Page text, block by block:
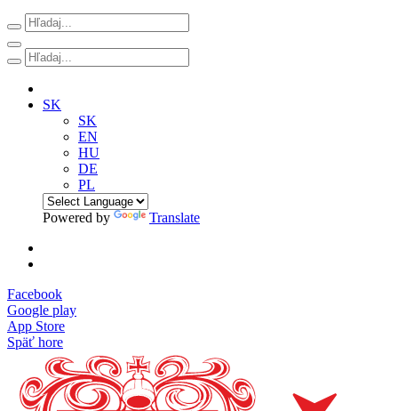
SK
SK
EN
HU
DE
PL
Powered by Translate
Facebook
Google play
App Store
Späť hore